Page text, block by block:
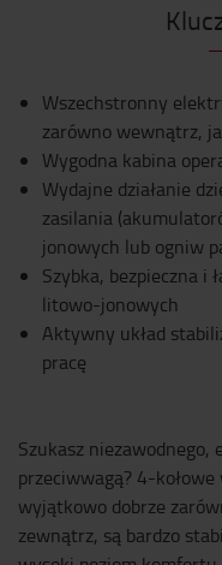
Wszechstronny
zarówno wewnątrz,
Wygodna kabina
Wydajne działanie
zasilania
jonowych lub ogniw
Szybka, bezpieczna
litowo-jonowych
Aktywny układ
pracę
Szukasz niezawodnego,
przeciwwagą? 4-
wyjątkowo dobrze
zewnątrz, są bardzo